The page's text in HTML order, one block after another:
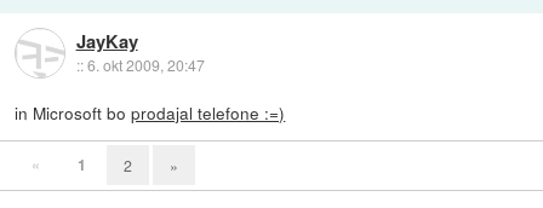
JayKay
::6. okt 2009, 20:47
in Microsoft boprodajal telefone :=)
« 1 2 »